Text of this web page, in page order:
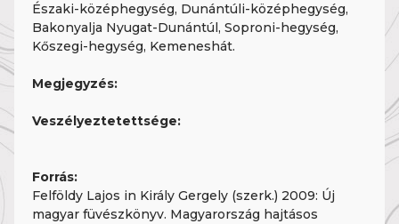
Északi-középhegység, Dunántúli-középhegység,
Bakonyalja Nyugat-Dunántúl, Soproni-hegység,
Kőszegi-hegység, Kemeneshát.
Megjegyzés:
Veszélyeztetettsége:
Forrás:
Felföldy Lajos in Király Gergely (szerk.) 2009: Új
magyar füvészkönyv. Magyarország hajtásos